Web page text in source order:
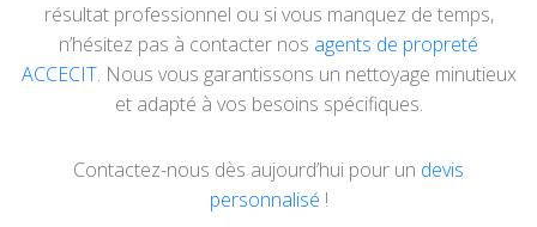
résultat professionnel ou si vous manquez de temps,
n’hésitez pas à contacter nos agents de propreté
ACCECIT. Nous vous garantissons un nettoyage minutieux
et adapté à vos besoins spécifiques.
Contactez-nous dès aujourd’hui pour un devis
personnalisé !